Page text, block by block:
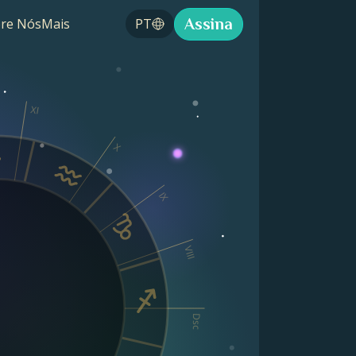
NósMais PT Assina
Dsc
VIII
IX
X
XI